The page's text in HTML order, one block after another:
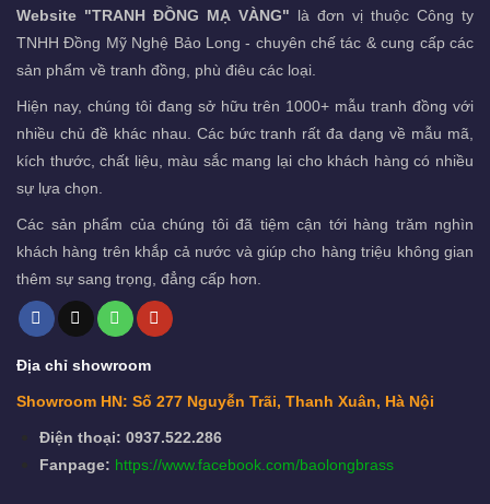
Website "TRANH ĐỒNG MẠ VÀNG" là đơn vị thuộc Công ty
TNHH Đồng Mỹ Nghệ Bảo Long - chuyên chế tác & cung cấp các
sản phẩm về tranh đồng, phù điêu các loại.
Hiện nay, chúng tôi đang sở hữu trên 1000+ mẫu tranh đồng với
nhiều chủ đề khác nhau. Các bức tranh rất đa dạng về mẫu mã,
kích thước, chất liệu, màu sắc mang lại cho khách hàng có nhiều
sự lựa chọn.
Các sản phẩm của chúng tôi đã tiệm cận tới hàng trăm nghìn
khách hàng trên khắp cả nước và giúp cho hàng triệu không gian
thêm sự sang trọng, đẳng cấp hơn.
Địa chỉ showroom
Showroom HN: Số 277 Nguyễn Trãi, Thanh Xuân, Hà Nội
Điện thoại: 0937.522.286
Fanpage: https://www.facebook.com/baolongbrass